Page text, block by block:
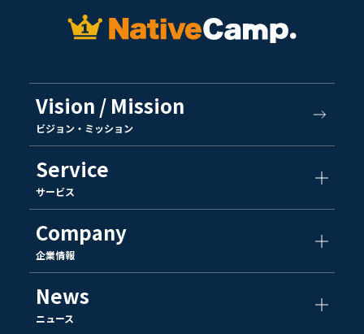
Vision / Mission
ビジョン・ミッション
Service
サービス
Company
企業情報
News
ニュース